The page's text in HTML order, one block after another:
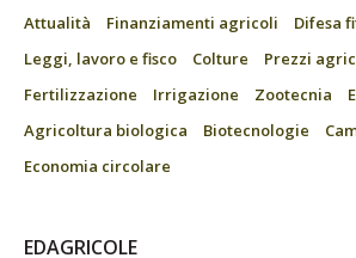
Attualità Finanziamenti agricoli
Difesa
Leggi, lavoro e fisco
Colture
Prezzi
Fertilizzazione
Irrigazione Zootecnia
Agricoltura biologica
Biotecnologie
Economia circolare
EDAGRICOLE